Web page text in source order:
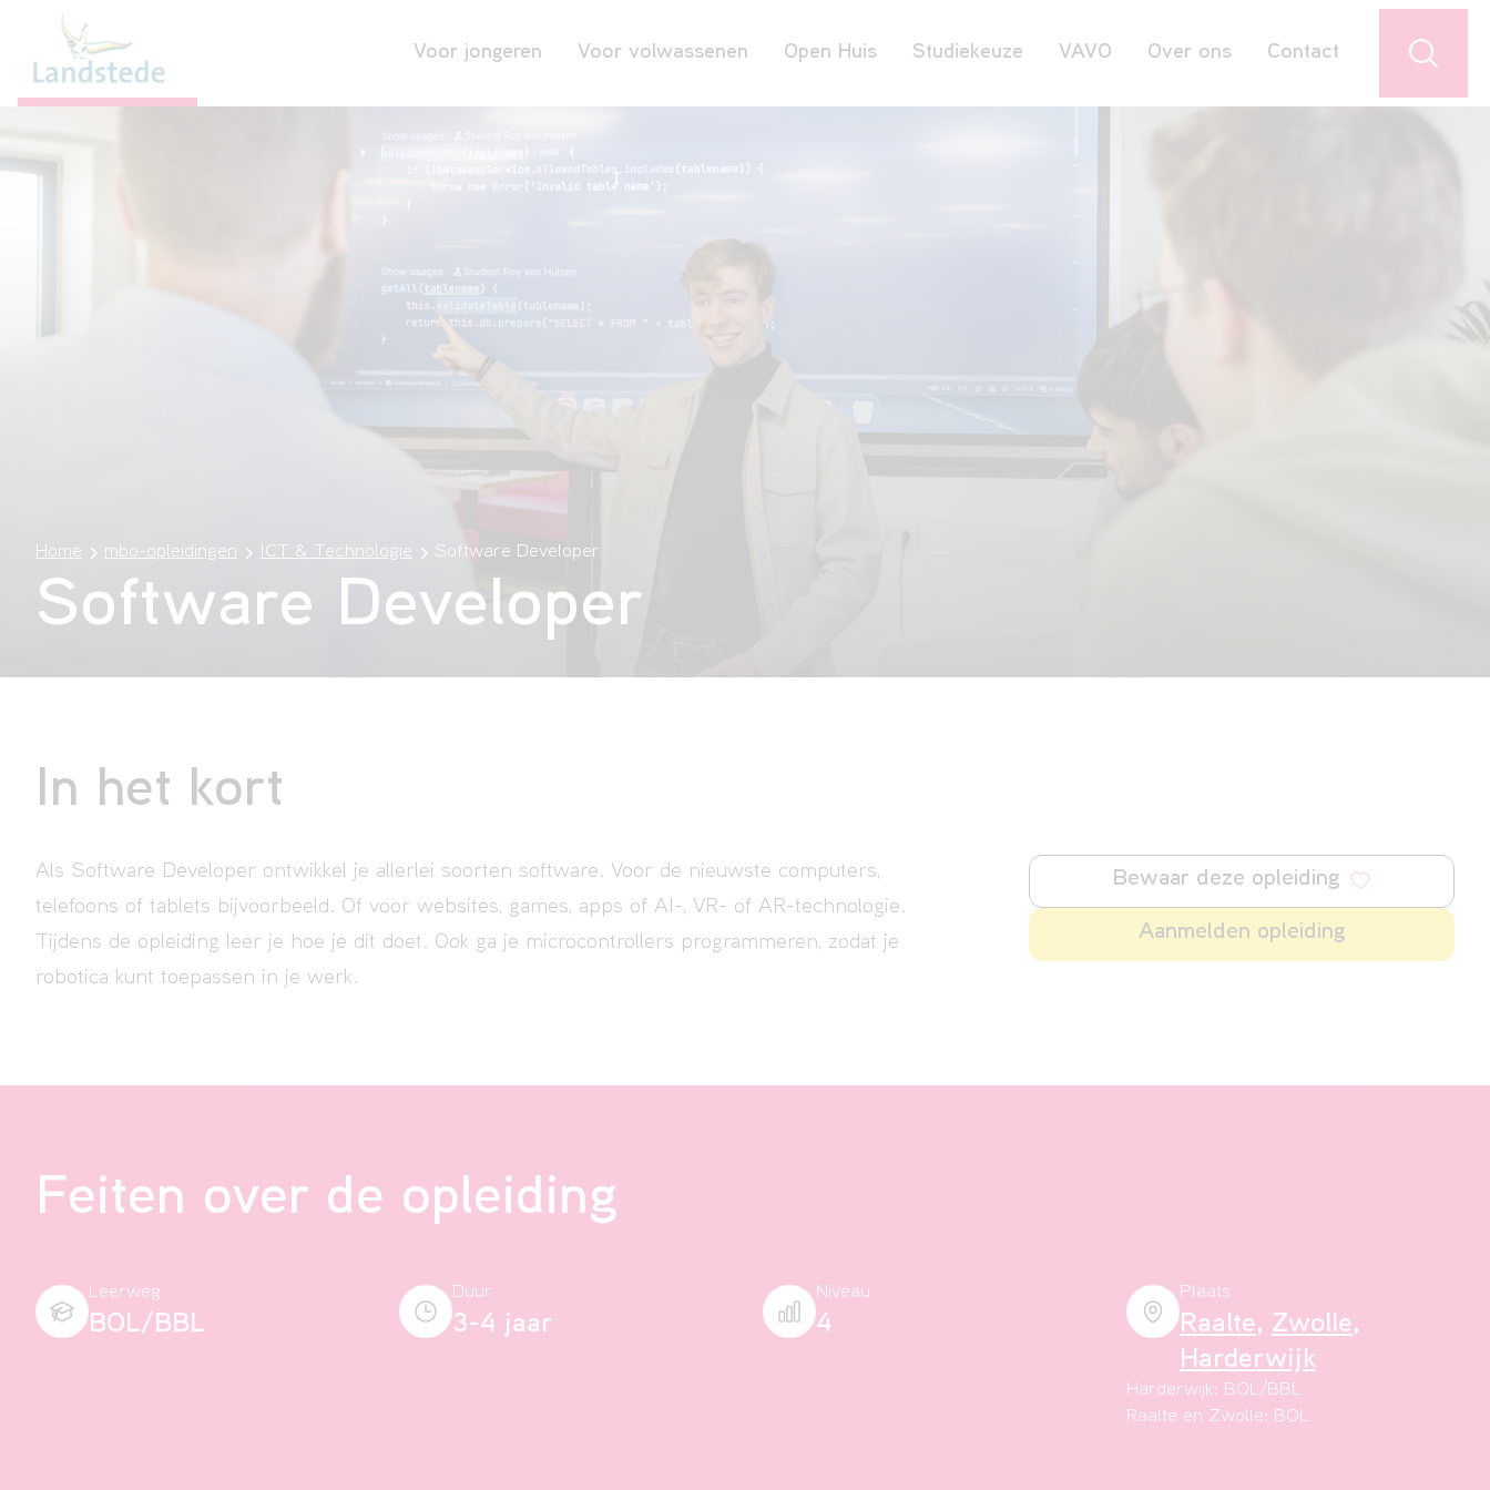
Voor jongeren Voor volwassenen Open Huis Studiekeuze VAVO Over ons Contact
Home mbo-opleidingen ICT & Technologie Software Developer
Software Developer
In het kort
Als Software Developer ontwikkel je allerlei soorten software. Voor de nieuwste computers,
telefoons of tablets bijvoorbeeld. Of voor websites, games, apps of AI-, VR- of AR-technologie.
Tijdens de opleiding leer je hoe je dit doet. Ook ga je microcontrollers programmeren, zodat je
robotica kunt toepassen in je werk.
Bewaar deze opleiding
Aanmelden opleiding
Feiten over de opleiding
Leerweg
BOL/BBL
Duur
3-4 jaar
Niveau
4
Plaats
Raalte, Zwolle,
Harderwijk
Harderwijk: BOL/BBL
Raalte en Zwolle: BOL